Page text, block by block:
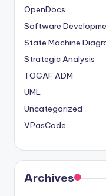
OpenDocs
Software
State Machine
Strategic Analysis
TOGAF ADM
UML
Uncategorized
VPasCode
Archives